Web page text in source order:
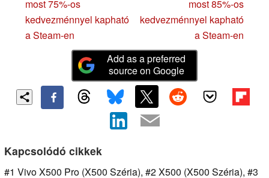
most 75%-os
kedvezménnyel kapható
a Steam-en
most 85%-os
kedvezménnyel kapható
a Steam-en
Add as a preferred
source on Google
Kapcsolódó cikkek
#1 Vivo X500 Pro (X500 Széria), #2 X500 (X500 Széria), #3